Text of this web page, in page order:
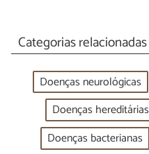
Categorias relacionadas
Doenças neurológicas
Doenças hereditárias
Doenças bacterianas